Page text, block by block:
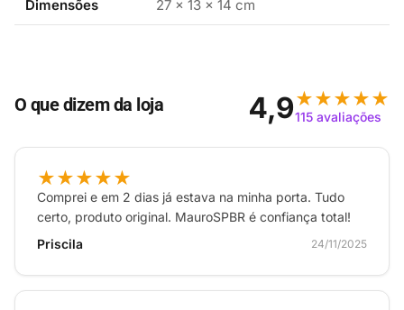
em 4k. De fácil e rápida configuração, o mw3 é o
app da tenda permite que você bloqueie usuários não
autorizados com apenas um toque, crie uma rede para
Dimensões 27 × 13 × 14 cm
O que dizem da loja 4,9★★★★★
115 avaliações
★★★★★
Comprei e em 2 dias já estava na minha porta. Tudo
certo, produto original. MauroSPBR é confiança total!
Priscila
24/11/2025